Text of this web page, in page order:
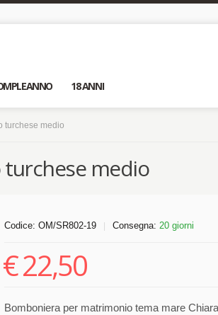
18 ANNI
turchese medio
medio
Codice: OM/SR802-19 Consegna: 20 giorni
€22,50
Bomboniera per matrimonio tema mare